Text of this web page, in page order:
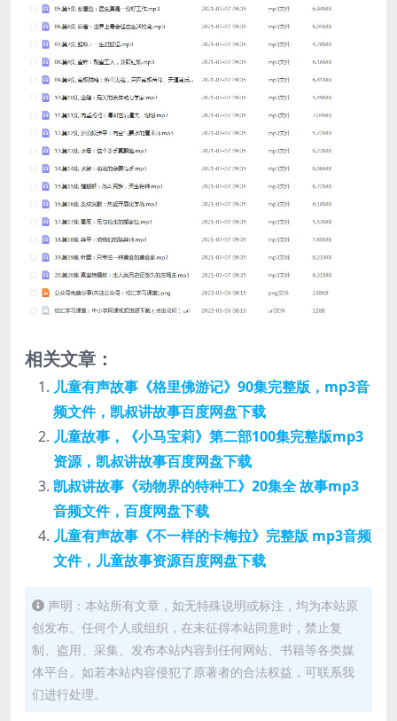
相关文章：
儿童有声故事《格里佛游记》90集完整版，mp3音
频文件，凯叔讲故事百度网盘下载
儿童故事，《小马宝莉》第二部100集完整版mp3
资源，凯叔讲故事百度网盘下载
凯叔讲故事《动物界的特种工》20集全 故事mp3
音频文件，百度网盘下载
儿童有声故事《不一样的卡梅拉》完整版 mp3音频
文件，儿童故事资源百度网盘下载
声明：本站所有文章，如无特殊说明或标注，均为本站原
创发布。任何个人或组织，在未征得本站同意时，禁止复
制、盗用、采集、发布本站内容到任何网站、书籍等各类媒
体平台。如若本站内容侵犯了原著者的合法权益，可联系我
们进行处理。